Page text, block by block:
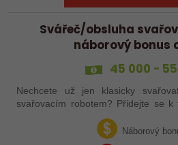
Svářeč/obsluha
náborový bonus
45 000 -
Nechcete už jen klasicky
svařovacím robotem? Přidejte se k
společnosti v Hranicích a
svařováním v moderní výrobě.…
Náborový